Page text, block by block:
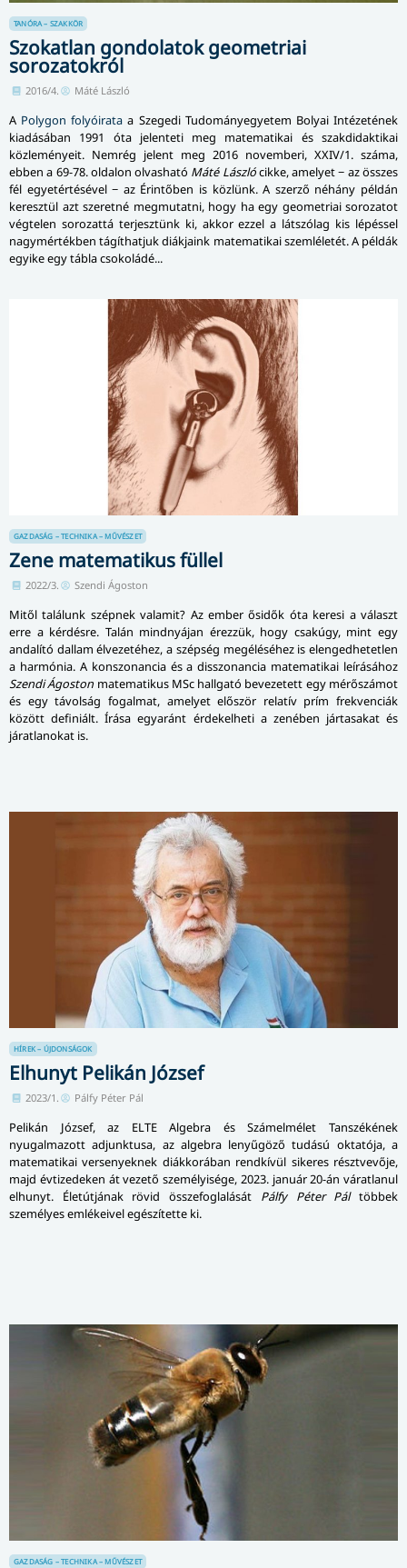
TANÓRA – SZAKKÖR
Szokatlan gondolatok geometriai
sorozatokról
2016/4. Máté László
A Polygon folyóirata a Szegedi Tudományegyetem Bolyai Intézetének
kiadásában 1991 óta jelenteti meg matematikai és szakdidaktikai
közleményeit. Nemrég jelent meg 2016 novemberi, XXIV/1. száma,
ebben a 69-78. oldalon olvasható Máté Lászlócikke, amelyet − az összes
fél egyetértésével − az Érintőben is közlünk. A szerző néhány példán
keresztül azt szeretné megmutatni, hogy ha egy geometriai sorozatot
végtelen sorozattá terjesztünk ki, akkor ezzel a látszólag kis lépéssel
nagymértékben tágíthatjuk diákjaink matematikai szemléletét. A példák
egyike egy tábla csokoládé...
GAZDASÁG – TECHNIKA – MŰVÉSZET
Zene matematikus füllel
2022/3. Szendi Ágoston
Mitől találunk szépnek valamit? Az ember ősidők óta keresi a választ
erre a kérdésre. Talán mindnyájan érezzük, hogy csakúgy, mint egy
andalító dallam élvezetéhez, a szépség megéléséhez is elengedhetetlen
a harmónia. A konszonancia és a disszonancia matematikai leírásához
Szendi Ágoston matematikus MSc hallgató bevezetett egy mérőszámot
és egy távolság fogalmat, amelyet először relatív prím frekvenciák
között definiált. Írása egyaránt érdekelheti a zenében jártasakat és
járatlanokat is.
HÍREK – ÚJDONSÁGOK
Elhunyt Pelikán József
2023/1. Pálfy Péter Pál
Pelikán József, az ELTE Algebra és Számelmélet Tanszékének
nyugalmazott adjunktusa, az algebra lenyűgöző tudású oktatója, a
matematikai versenyeknek diákkorában rendkívül sikeres résztvevője,
majd évtizedeken át vezető személyisége, 2023. január 20-án váratlanul
elhunyt. Életútjának rövid összefoglalását Pálfy Péter Páltöbbek
személyes emlékeivel egészítette ki.
GAZDASÁG – TECHNIKA – MŰVÉSZET